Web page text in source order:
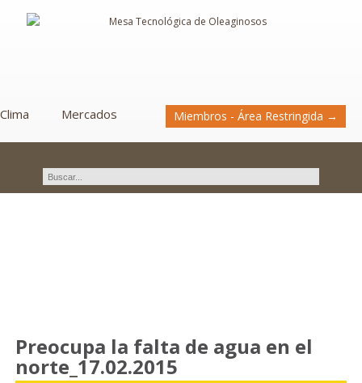
Clima Mercados Miembros - Área Restringida →
Preocupa la falta de agua en el
norte_17.02.2015